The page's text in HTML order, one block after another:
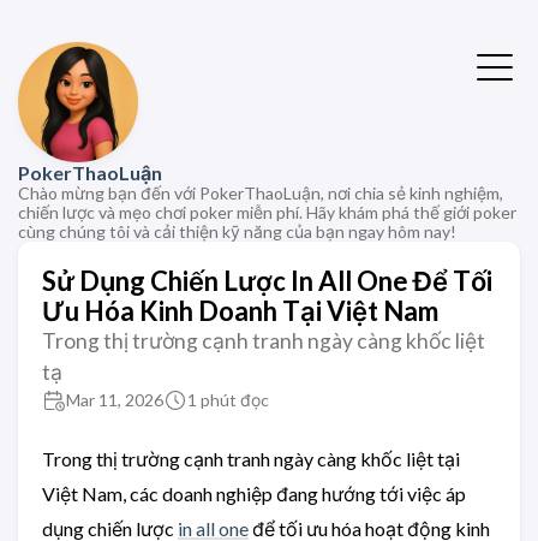
PokerThaoLuận
Chào mừng bạn đến với PokerThaoLuận, nơi chia sẻ kinh nghiệm,
chiến lược và mẹo chơi poker miễn phí. Hãy khám phá thế giới poker
cùng chúng tôi và cải thiện kỹ năng của bạn ngay hôm nay!
Sử Dụng Chiến Lược In All One Để Tối
Ưu Hóa Kinh Doanh Tại Việt Nam
Trong thị trường cạnh tranh ngày càng khốc liệt
tạ
Mar 11, 2026 1 phút đọc
Trong thị trường cạnh tranh ngày càng khốc liệt tại
Việt Nam, các doanh nghiệp đang hướng tới việc áp
dụng chiến lược in all oneđể tối ưu hóa hoạt động kinh